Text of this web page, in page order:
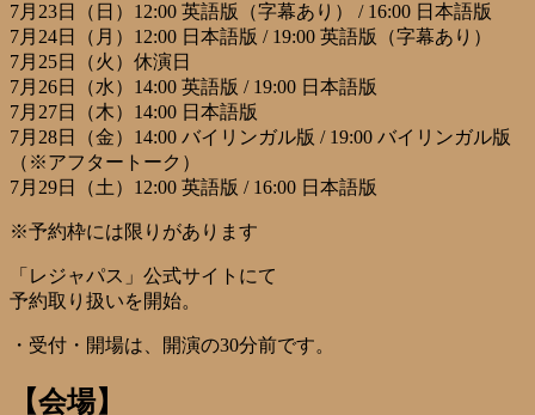
7月23日（日）12:00 英語版（字幕あり） / 16:00 日本語版
7月24日（月）12:00 日本語版 / 19:00 英語版（字幕あり）
7月25日（火）休演日
7月26日（水）14:00 英語版 / 19:00 日本語版
7月27日（木）14:00 日本語版
7月28日（金）14:00 バイリンガル版 / 19:00 バイリンガル版
（※アフタートーク）
7月29日（土）12:00 英語版 / 16:00 日本語版
※予約枠には限りがあります
「レジャパス」公式サイトにて
予約取り扱いを開始。
・受付・開場は、開演の30分前です。
【会場】